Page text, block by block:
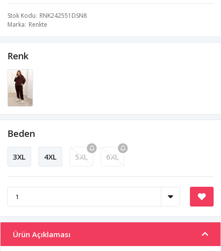
Stok Kodu RNK242551DSN8
Marka Renkte
Renk
Beden
3XL 4XL 5XL 6XL
Ürün Açıklaması